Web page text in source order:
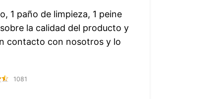
1 paño de limpieza, 1 peine
la calidad del producto y
contacto con nosotros y lo
1081